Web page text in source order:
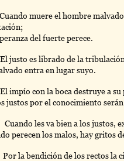
Cuando muere el hombre
del fuerte perece.
El justo es librado de la
entra en lugar suyo.
El impío con la boca destruye a
justos por el conocimiento
Cuando les va bien a los justos,
perecen los malos, hay gritos
Porla bendición de los rectos la